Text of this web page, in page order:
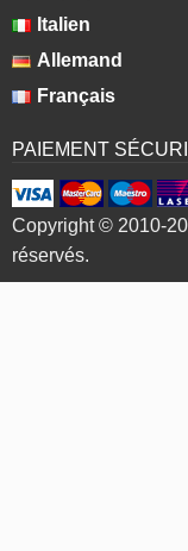
Italien
Allemand
Français
PAIEMENT
Copyright © 2010-
réservés.